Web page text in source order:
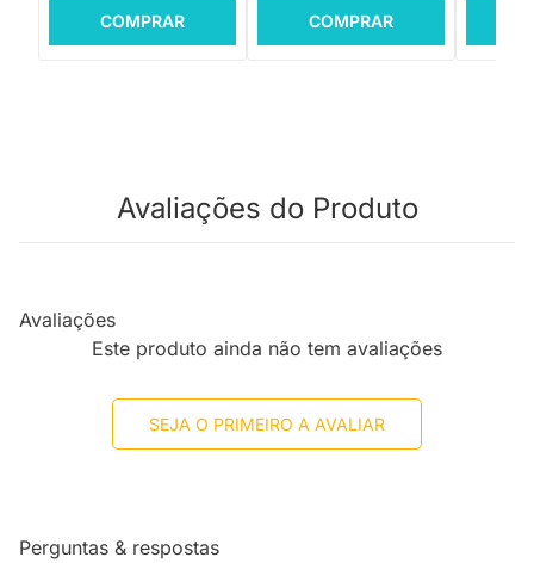
COMPRAR COMPRAR
Avaliações do Produto
Avaliações
Este produto ainda não tem avaliações
SEJA O PRIMEIRO A AVALIAR
Perguntas & respostas